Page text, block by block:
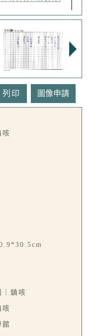
列印
咳
｜鎮咳
咳
館